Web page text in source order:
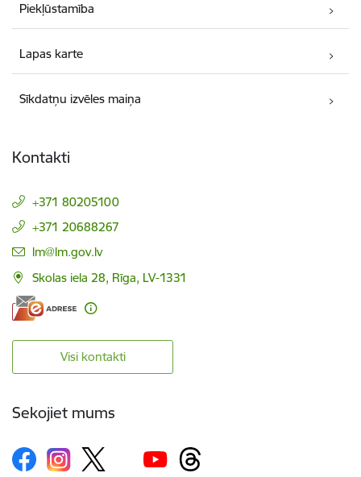
Piekļūstamība
Lapas karte
Sīkdatņu izvēles maiņa
Kontakti
+371 80205100
+371 20688267
E-pasts:
lm@lm.gov.lv
Skolas iela 28, Rīga, LV-1331
Visi kontakti
Sekojiet mums